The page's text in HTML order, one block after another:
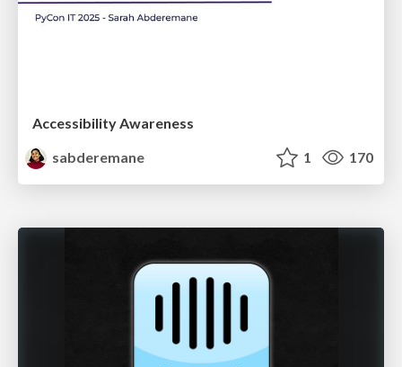
Accessibility Awareness
sabderemane
1 170